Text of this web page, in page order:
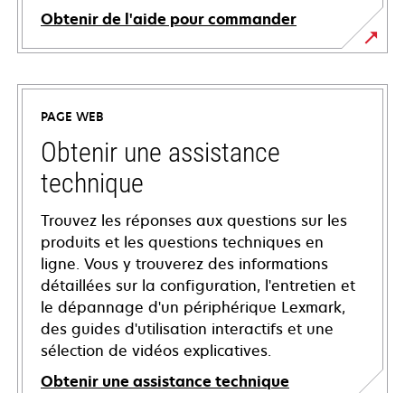
Obtenir de l'aide pour commander
PAGE WEB
Obtenir une assistance
technique
Trouvez les réponses aux questions sur les
produits et les questions techniques en
ligne. Vous y trouverez des informations
détaillées sur la configuration, l'entretien et
le dépannage d'un périphérique Lexmark,
des guides d'utilisation interactifs et une
sélection de vidéos explicatives.
Obtenir une assistance technique